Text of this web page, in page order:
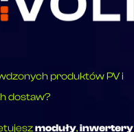
produktów PV i
dostaw?
moduły,inwertery